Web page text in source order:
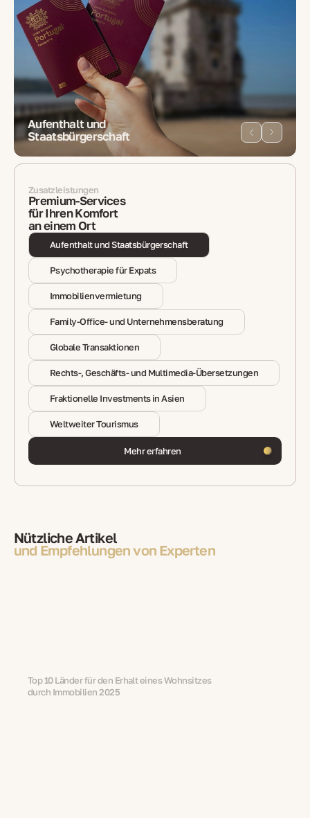
Aufenthalt und
Staatsbürgerschaft
Zusatzleistungen
Premium-Services
für Ihren Komfort
an einem Ort
Aufenthalt und Staatsbürgerschaft
Psychotherapie für Expats
Immobilienvermietung
Family-Office- und Unternehmensberatung
Globale Transaktionen
Rechts-, Geschäfts- und Multimedia-Übersetzungen
Fraktionelle Investments in Asien
Weltweiter Tourismus
Mehr erfahren
Nützliche Artikel
und Empfehlungen von Experten
Top 10 Länder für den Erhalt eines Wohnsitzes
durch Immobilien 2025